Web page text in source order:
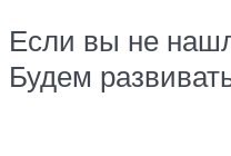
Если вы не
Будем